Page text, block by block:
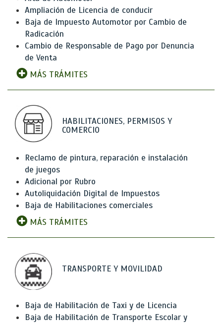
Ampliación de Licencia de conducir
Baja de Impuesto Automotor por Cambio de
Radicación
Cambio de Responsable de Pago por Denuncia
de Venta
MÁS TRÁMITES
HABILITACIONES, PERMISOS Y
COMERCIO
Reclamo de pintura, reparación e instalación
de juegos
Adicional por Rubro
Autoliquidación Digital de Impuestos
Baja de Habilitaciones comerciales
MÁS TRÁMITES
TRANSPORTE Y MOVILIDAD
Baja de Habilitación de Taxi y de Licencia
Baja de Habilitación de Transporte Escolar y